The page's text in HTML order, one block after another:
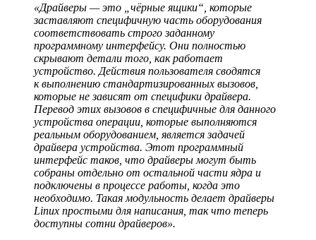
«Драйверы — это „чёрные ящики“, которые
заставляют специфичную часть оборудования
соответствовать строго заданному
программному интерфейсу. Они полностью
скрывают детали того, как работает
устройство. Действия пользователя сводятся
к выполнению стандартизированных вызовов,
которые не зависят от специфики драйвера.
Перевод этих вызовов в специфичные для данного
устройства операции, которые выполняются
реальным оборудованием, является задачей
драйвера устройства. Этот программный
интерфейс таков, что драйверы могут быть
собраны отдельно от остальной части ядра и
подключены в процессе работы, когда это
необходимо. Такая модульность делает драйверы
Linux простыми для написания, так что теперь
доступны сотни драйверов».